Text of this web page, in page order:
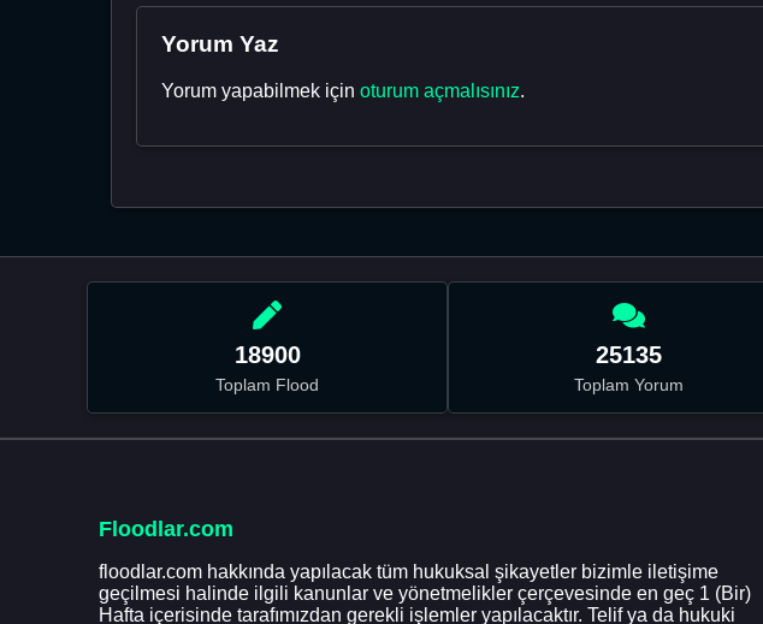
Yorum Yaz
Yorum yapabilmek için oturum açmalısınız.
18900
Toplam Flood
25135
Toplam Yorum
Floodlar.com
floodlar.com hakkında yapılacak tüm hukuksal şikayetler bizimle iletişime
geçilmesi halinde ilgili kanunlar ve yönetmelikler çerçevesinde en geç 1 (Bir)
Hafta içerisinde tarafımızdan gerekli işlemler yapılacaktır. Telif ya da hukuki